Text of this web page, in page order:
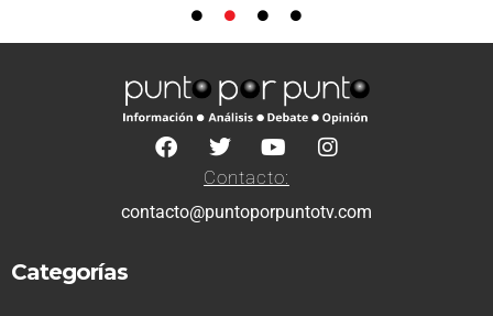
Contacto:
contacto@puntoporpuntotv.com
Categorías